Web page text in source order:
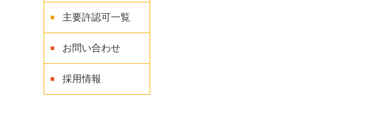
主要許認可一覧
お問い合わせ
採用情報